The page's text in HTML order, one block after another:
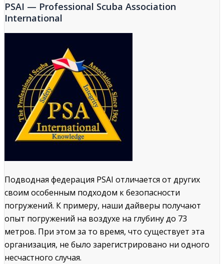
PSAI — Professional Scuba Association
International
Подводная федерация PSAI отличается от других
своим особенным подходом к безопасности
погружений. К примеру, наши дайверы получают
опыт погружений на воздухе на глубину до 73
метров. При этом за то время, что существует эта
организация, не было зарегистрировано ни одного
несчастного случая.